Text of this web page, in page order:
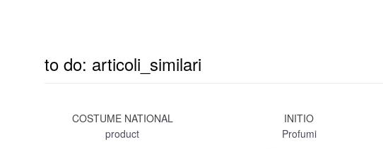
to do: articoli_similari
COSTUME NATIONAL
product
INITIO
Profumi